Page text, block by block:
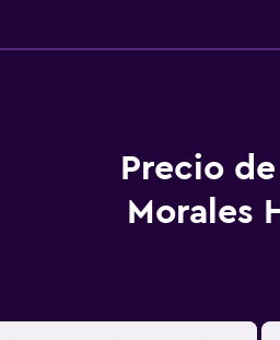
Precio
Morales